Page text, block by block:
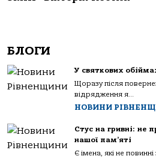
БЛОГИ
У святкових
Щоразу після
відрядження я...
НОВИНИ
Стус на гривні: не
нашої пам’яті
Є імена, які не